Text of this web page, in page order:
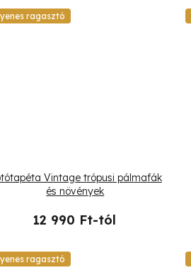
ragasztó
Vintage trópusi pálmafák
és növények
12 990 Ft-tól
ragasztó